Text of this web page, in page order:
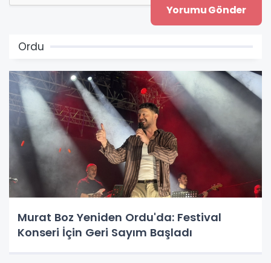
Ordu
Murat Boz Yeniden Ordu'da: Festival
Konseri İçin Geri Sayım Başladı